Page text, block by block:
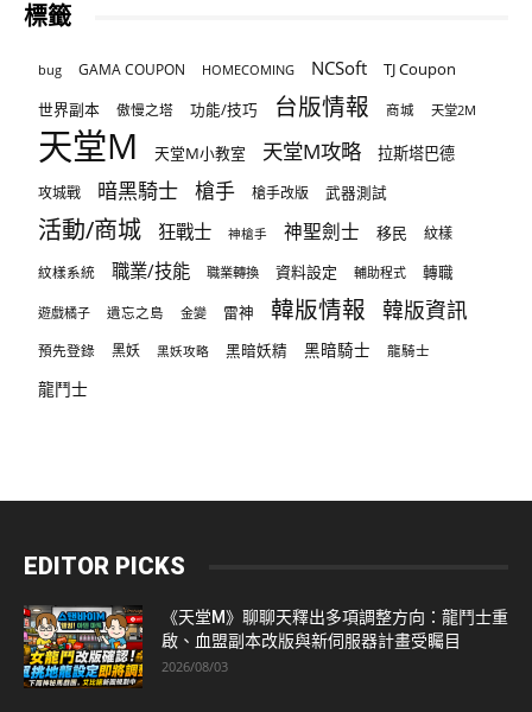
標籤
bug GAMA COUPON HOMECOMING NCSoft
TJ Coupon
世界副本
傲慢之塔 功能/技巧 台版情報 商城 天堂2M
天堂M 天堂M小教室 天堂M攻略 拉斯塔巴德
攻城戰 暗黑騎士 槍手 槍手改版 武器測試
活動/商城 狂戰士 神槍手 神聖劍士 移民 紋樣
紋樣系統 職業/技能 職業轉換 資料設定 輔助程式 轉職
遊戲橘子 遺忘之島 金變 雷神 韓版情報 韓版資訊
預先登錄 黑妖 黑妖攻略 黑暗妖精 黑暗騎士 龍騎士
龍鬥士
EDITOR PICKS
《天堂M》聊聊天釋出多項調整方向：龍鬥士重
啟、血盟副本改版與新伺服器計畫受矚目
2026/08/03